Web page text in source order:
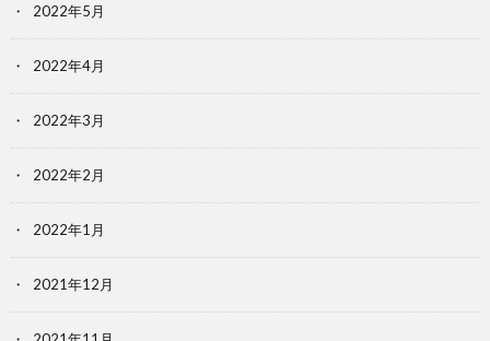
2022年5月
2022年4月
2022年3月
2022年2月
2022年1月
2021年12月